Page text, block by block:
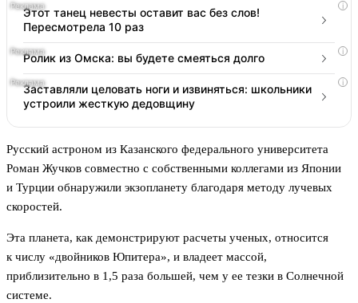
i
Этот танец невесты оставит вас без слов!
Пересмотрела 10 раз
i
Ролик из Омска: вы будете смеяться долго
i
Заставляли целовать ноги и извиняться: школьники
устроили жесткую дедовщину
Русский астроном из Казанского федерального университета
Роман Жучков совместно с собственными коллегами из Японии
и Турции обнаружили экзопланету благодаря методу лучевых
скоростей.
Эта планета, как демонстрируют расчеты ученых, относится
к числу «двойников Юпитера», и владеет массой,
приблизительно в 1,5 раза большей, чем у ее тезки в Солнечной
системе.